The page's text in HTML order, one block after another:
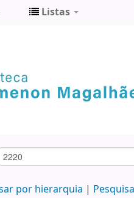
Listas
por hierarquia